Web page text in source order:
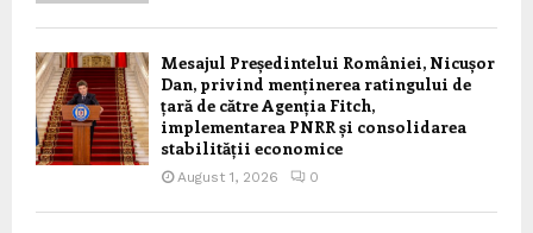
Mesajul Președintelui României, Nicușor
Dan, privind menținerea ratingului de
țară de către Agenția Fitch,
implementarea PNRR și consolidarea
stabilității economice
August 1, 2026 0